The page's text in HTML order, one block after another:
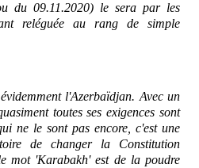
du 09.11.2020) le sera par les
reléguée au rang de simple
l'Azerbaïdjan. Avec un
toutes ses exigences sont
ne le sont pas encore, c'est une
de changer la Constitution
mot 'Karabakh' est de la poudre